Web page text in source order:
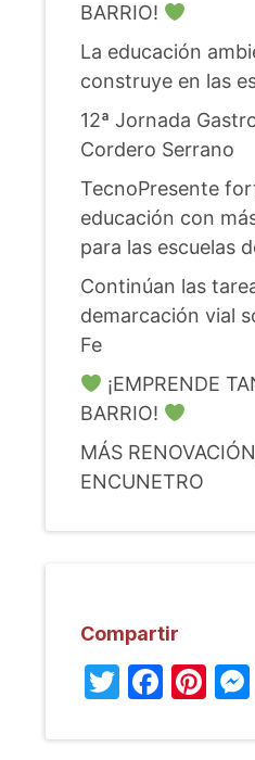
BARRIO!
La educación
construye en las
12ª Jornada
Cordero Serrano
TecnoPresente
educación con
para las escuelas
Continúan las
demarcación vial
Fe
¡EMPRENDE
BARRIO!
MÁS
ENCUNETRO
Compartir
Twitter